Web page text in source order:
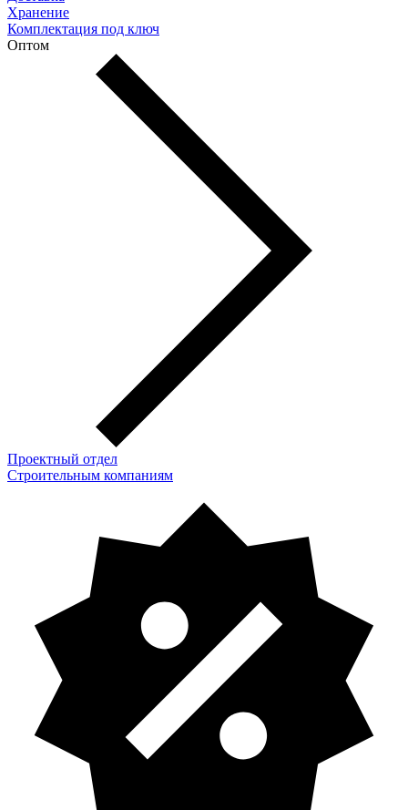
Хранение
Комплектация под ключ
Оптом
Проектный отдел
Строительным компаниям